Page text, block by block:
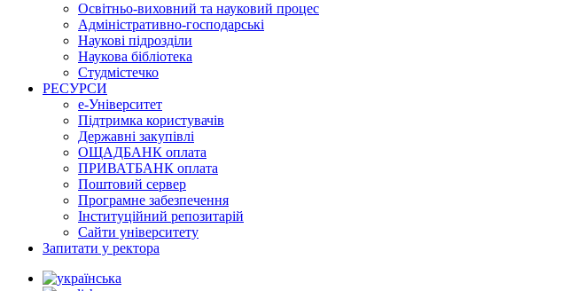
Освітньо-виховний та науковий процес
Адміністративно-господарські
Наукові підрозділи
Наукова бібліотека
Студмістечко
РЕСУРСИ
е-Університет
Підтримка користувачів
Державні закупівлі
ОЩАДБАНК оплата
ПРИВАТБАНК оплата
Поштовий сервер
Програмне забезпечення
Інституційний репозитарій
Сайти університету
Запитати у ректора